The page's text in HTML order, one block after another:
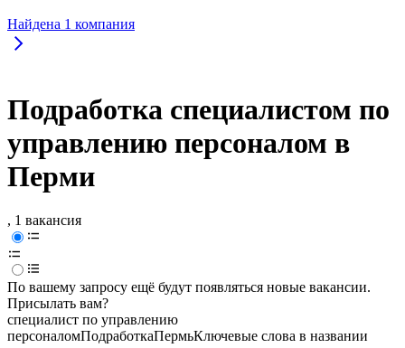
Найдена 1 компания
Подработка специалистом по
управлению персоналом в
Перми
, 1 вакансия
По вашему запросу ещё будут появляться новые вакансии.
Присылать вам?
специалист по управлению
персоналомПодработкаПермьКлючевые слова в названии